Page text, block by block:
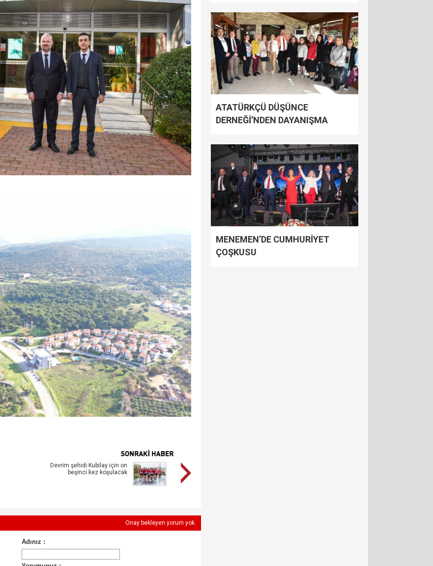
Devrim şehidi Kubilay için on
beşinci kez koşulacak
Onay bekleyen yorum yok.
ATATÜRKÇÜ DÜŞÜNCE
DERNEĞİ’NDEN DAYANIŞMA
MENEMEN’DE CUMHURİYET
ÇOŞKUSU